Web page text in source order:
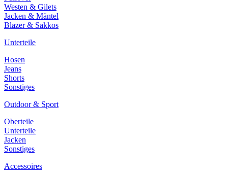
Westen & Gilets
Jacken & Mäntel
Blazer & Sakkos
Unterteile
Hosen
Jeans
Shorts
Sonstiges
Outdoor & Sport
Oberteile
Unterteile
Jacken
Sonstiges
Accessoires